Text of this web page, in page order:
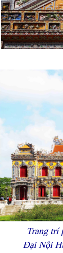
Trang trí
Đại Nội